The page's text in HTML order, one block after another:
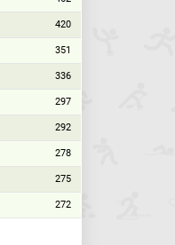
420
351
336
297
292
278
275
272